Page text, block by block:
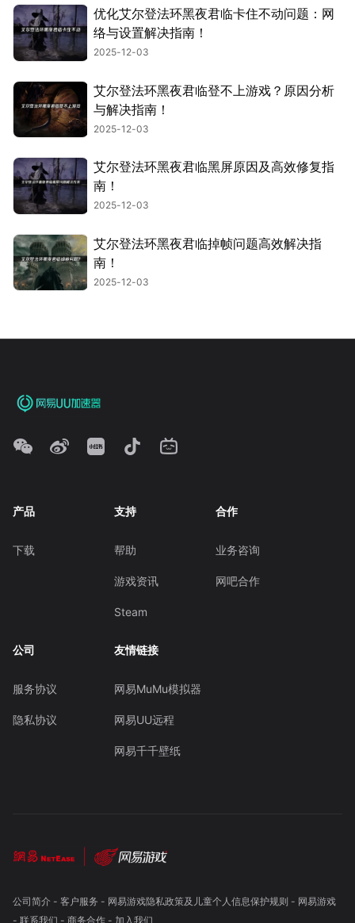
优化艾尔登法环黑夜君临卡住不动问题：网
络与设置解决指南！
2025-12-03
艾尔登法环黑夜君临登不上游戏？原因分析
与解决指南！
2025-12-03
艾尔登法环黑夜君临黑屏原因及高效修复指
南！
2025-12-03
艾尔登法环黑夜君临掉帧问题高效解决指
南！
2025-12-03
产品
下载
支持
帮助
游戏资讯
Steam
合作
业务咨询
网吧合作
公司
服务协议
隐私协议
友情链接
网易MuMu模拟器
网易UU远程
网易千千壁纸
公司简介- 客户服务 - 网易游戏隐私政策及儿童个人信息保护规则 - 网易游戏
- 联系我们 - 商务合作- 加入我们